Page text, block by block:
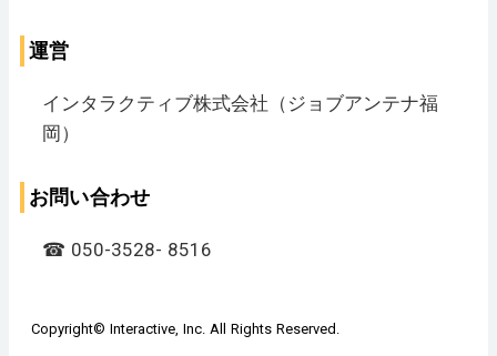
運営
インタラクティブ株式会社（ジョブアンテナ福
岡）
お問い合わせ
☎︎ 050-3528- 8516
Copyright© Interactive, Inc. All Rights Reserved.